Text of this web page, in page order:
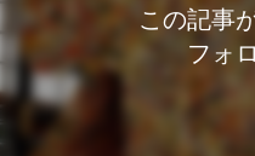
この記事
フォ